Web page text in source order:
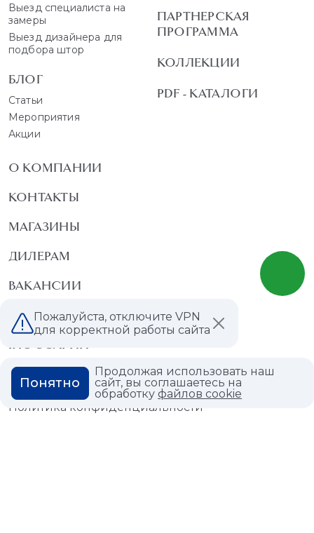
Выезд специалиста на
замеры
Выезд дизайнера для
подбора штор
БЛОГ
Статьи
Мероприятия
Акции
ПАРТНЕРСКАЯ
ПРОГРАММА
КОЛЛЕКЦИИ
PDF - КАТАЛОГИ
О КОМПАНИИ
КОНТАКТЫ
МАГАЗИНЫ
ДИЛЕРАМ
ВАКАНСИИ
ВОПРОС ОТВЕТ
ГЛОССАРИЙ
Политика конфиденциальности
Пожалуйста, отключите VPN
для корректной работы сайта
Продолжая использовать наш
сайт, вы соглашаетесь на
обработкуфайлов cookie
Понятно